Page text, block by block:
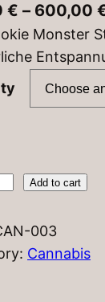
€ – 600,00
Monster
Add to cart
003
Cannabis